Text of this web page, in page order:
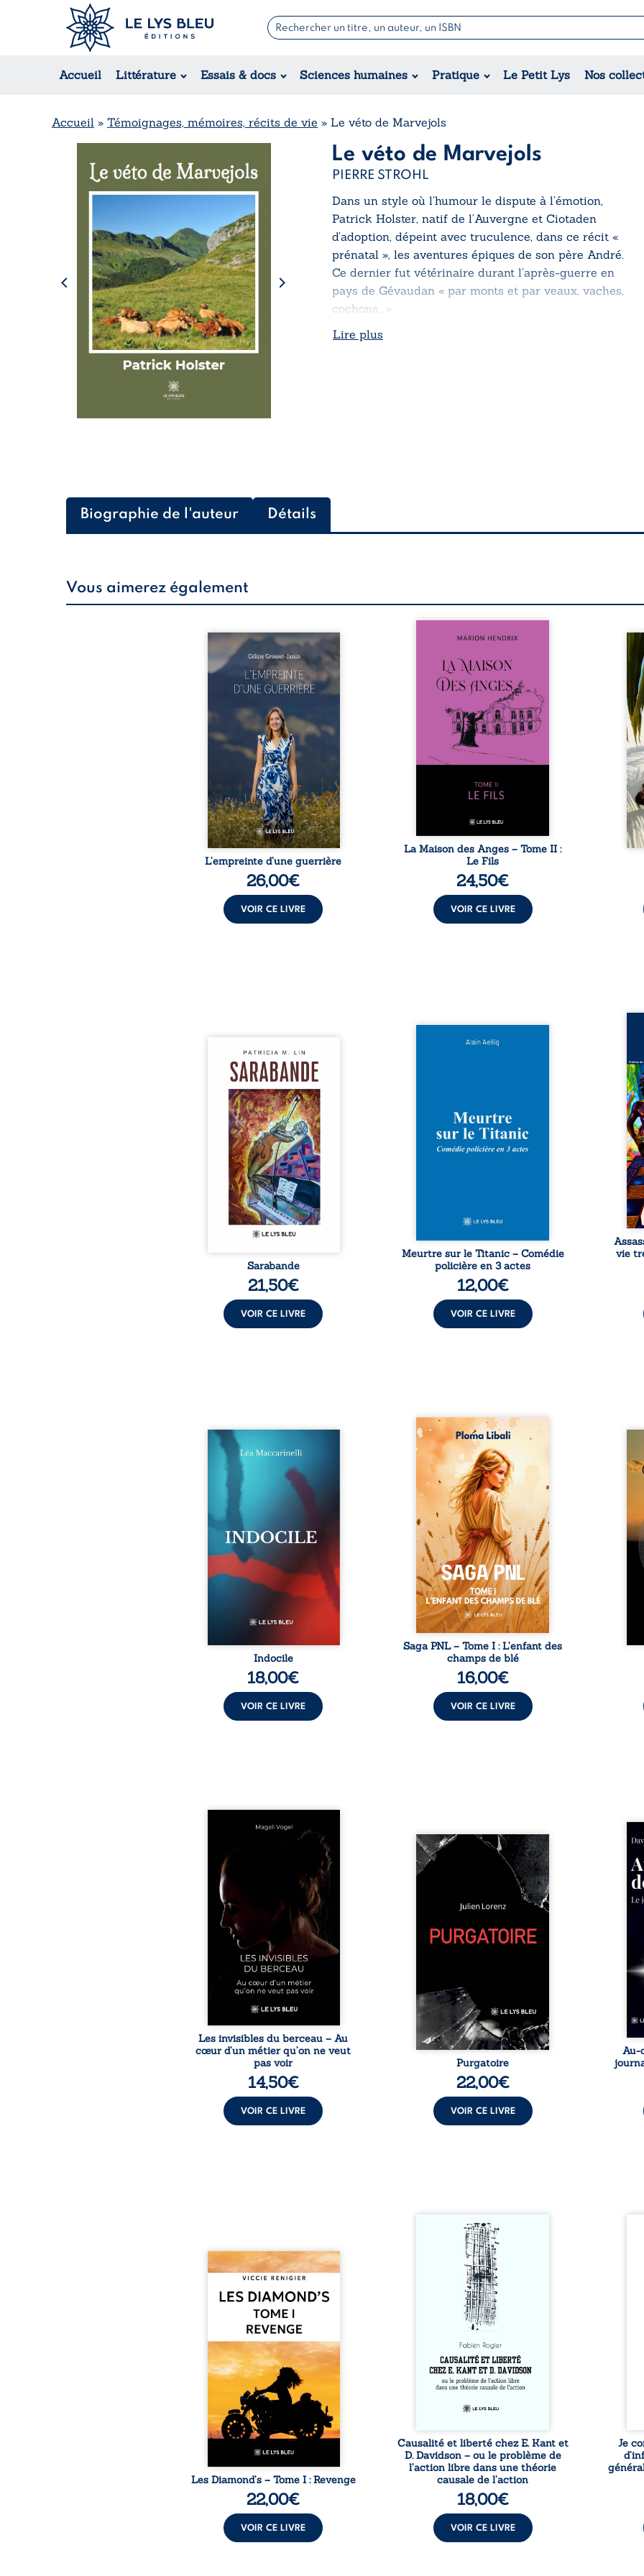
Accueil Littérature Essais & docs Sciences humaines Pratique Le Petit Lys Nos
Romans
Suspense / Thriller / Policier
Romance
Régional
Jeunesse
Théâtre
Accueil » Témoignages, mémoires, récits de vie » Le véto de Marvejols
Le véto de Marvejols
PIERRE STROHL
Dans un style où l’humour le dispute à l’émotion,
Patrick Holster, natif de l’Auvergne et Ciotaden
d’adoption, dépeint avec truculence, dans ce récit «
prénatal », les aventures épiques de son père André.
Ce dernier fut vétérinaire durant l’après-guerre en
pays de Gévaudan « par monts et par veaux, vaches,
cochons… ».
Lire plus
Biographie de l'auteur Détails
Vous aimerez également
Que reste-t-il de l’enfance
lorsque la maladie impose ses
propres règles ? L’empreinte
d’une guerrière livre, sans
détour, le récit d’un quotidien
bouleversé par la maladie
chronique, l’errance médicale
et de longues hospitalisations.
L’auteure y raconte ce que les
dossiers médicaux taisent : la
peur, l’isolement, l’épuisement
et le sentiment de ne pas ...
L’empreinte d’une guerrière
26,00€
VOIR CE LIVRE
Nous sommes en 1979, soit 15
patriarche Anatole-Eustache.
La famille devra affronter non
seulement un inconnu qui rôde
autour du domaine et dont
Firmin, le fidèle majordome,
redoute les visites, le passé
encombrant d’Anatole-
Eustache, la malédiction
familiale, mais aussi la toute-
puissance de Gauthier. Mais
comment dompter cet enfant
avant qu’il ...
La Maison des Anges – Tome II :
Le Fils
24,50€
VOIR CE LIVRE
Au
eux,
Aux chants crépitants de l’été,
Sous le silence ouaté de la
neige en hiver, Au cours de
nuits pâles, Dans la clarté
bienveillante de la lune, Rêves,
pensées, révoltes et espoirs…
Des mots s’assemblent, colorés,
rebelles aux règles de la
poésie, mais chantant en
rythme. Ils forment une
sarabande, passionnée souvent,
Sarabande
21,50€
VOIR CE LIVRE
Et si le naufrage n’avait pas
les profondeurs de l’Atlantique.
Sept décennies plus tard, la
découverte de l’épave fait
resurgir un secret que l’on
Meurtre sur le Titanic – Comédie
policière en 3 actes
12,00€
VOIR CE LIVRE
La
de
qui
vie
Quatre parties. Quatre refus.
Quatre visages d’une existence
en friction. Entre les silences
qu’on ne déchiffre pas, les
amours qu’on dérange, les
corps qu’on administre et les
liens qu’on sabote, cet ouvrage
parle à celles et ceux qui
vivent trop fort, trop vrai, trop
tôt. Indocile est une traversée.
Une langue nue. Une
insurrection calme. Une
déclaration d’existence pour ...
Indocile
18,00€
VOIR CE LIVRE
Autrefois, les champs
d’Atlantis vibraient sous le
vent et les enfants couraient
dans les blés. Puis la couronne
plia le genou, livrant son
peuple à l’ombre d’Ivorny. À
Atove, Luwel aurait pu
disparaître dans les ruines de
son destin ; pourtant, sous les
pierres d’un temple oublié, des
rebelles lui tendirent la main.
Parmi eux, Atos, général sans
trône mais habité par ...
Saga PNL – Tome I : L’enfant des
champs de blé
16,00€
VOIR CE LIVRE
les
les
Qui prend soin de celles et
ceux auxquels nous confions
nos enfants ? Derrière la
douceur apparente des
maisons d’accueil se joue une
réalité que nul ne soupçonne :
rémunérations dérisoires,
solitude, épuisement,
responsabilités écrasantes… À
travers des témoignages
saisissants et sa propre
expérience, Magali Vogel lève
le voile sur les coulisses d’une ...
Les invisibles du berceau – Au
cœur d’un métier qu’on ne veut
pas voir
14,50€
VOIR CE LIVRE
Vingt années d’écriture, de
blessures, d’émotions et de
pensées se rencontrent dans
ce recueil profondément
intime. Entre nouvelles
autobiographiques, poèmes
philosophiques, chaque texte
ouvre une porte sur
être choisie au hasard, comme
une rencontre inattendue sur
le chemin de la vie. ...
Purgatoire
22,00€
VOIR CE LIVRE
Né
la
ses
prix
les
Au-
Revenge est à la tête des
Diamond’s, un clan de motards
aussi réputé et respecté que
redouté dans tout le pays. Rien
ne la prédestinait à cette vie,
mais les épreuves ont forgé
une femme dure, inaccessible
et résolue à ne jamais dévoiler
ses faiblesses, jusqu’à ce que
le mystérieux Juan croise sa
route. Chef d’une famille de
Nomads, Juan porte lui aussi le
poids ...
Les Diamond’s – Tome I : Revenge
22,00€
VOIR CE LIVRE
Sommes-nous vraiment libres
si chacun de nos actes s’inscrit
dans une chaîne de causes ? À
travers une confrontation
entre les pensées d’Emmanuel
Kant et de Donald Davidson,
cet essai explore les liens entre
libre arbitre, déterminisme
causal et responsabilité. De la
volonté kantienne au monisme
anomal de Davidson, il
interroge la manière dont les
intentions et les croyances
peuvent ...
Causalité et liberté chez E. Kant et
D. Davidson – ou le problème de
l’action libre dans une théorie
causale de l’action
18,00€
VOIR CE LIVRE
Je
et
Je